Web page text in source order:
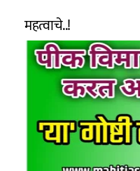
महत्वाचे..!